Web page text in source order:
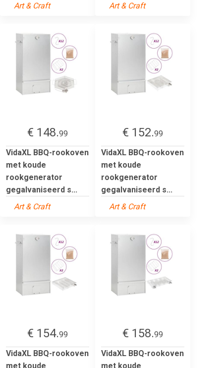
Art & Craft
Art & Craft
€ 148.99
VidaXL BBQ-rookoven
met koude
rookgenerator
gegalvaniseerd s...
Art & Craft
€ 152.99
VidaXL BBQ-rookoven
met koude
rookgenerator
gegalvaniseerd s...
Art & Craft
€ 154.99
VidaXL BBQ-rookoven
met koude
€ 158.99
VidaXL BBQ-rookoven
met koude